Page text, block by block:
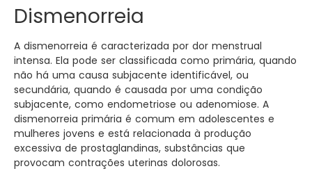
Dismenorreia
A dismenorreia é caracterizada por dor menstrual
intensa. Ela pode ser classificada como primária, quando
não há uma causa subjacente identificável, ou
secundária, quando é causada por uma condição
subjacente, como endometriose ou adenomiose. A
dismenorreia primária é comum em adolescentes e
mulheres jovens e está relacionada à produção
excessiva de prostaglandinas, substâncias que
provocam contrações uterinas dolorosas.